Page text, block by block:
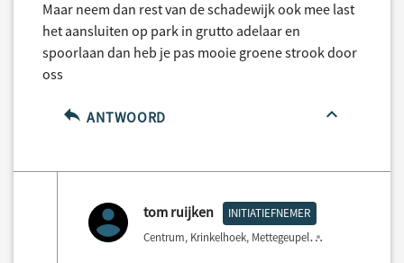
Maar neem dan rest van de schadewijk ook mee last
het aansluiten op park in grutto adelaar en
spoorlaan dan heb je pas mooie groene strook door
oss
ANTWOORD
tom ruijken INITIATIEFNEMER
Centrum, Krinkelhoek, Mettegeupel